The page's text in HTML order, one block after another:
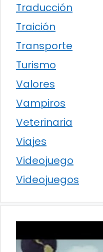
Traducción
Traición
Transporte
Turismo
Valores
Vampiros
Veterinaria
Viajes
Videojuego
Videojuegos